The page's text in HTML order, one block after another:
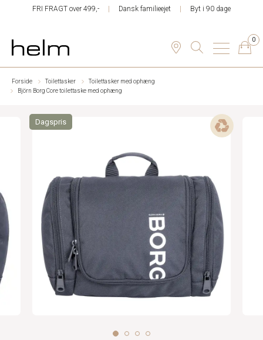
FRI FRAGT over 499,- Dansk familieejet Byt i 90 dage
0
Forside Toilettasker
Toilettasker med ophæng
Björn Borg Core toilettaske med ophæng
Dagspris